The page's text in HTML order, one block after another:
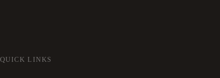
QUICK LINKS